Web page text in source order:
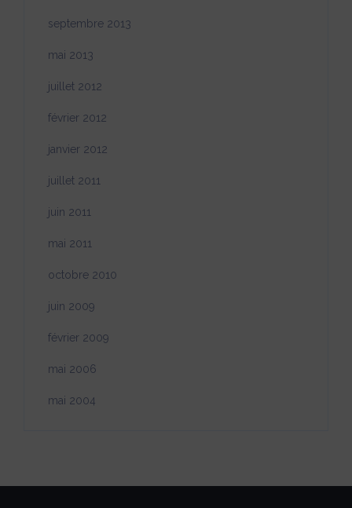
septembre 2013
mai 2013
juillet 2012
février 2012
janvier 2012
juillet 2011
juin 2011
mai 2011
octobre 2010
juin 2009
février 2009
mai 2006
mai 2004